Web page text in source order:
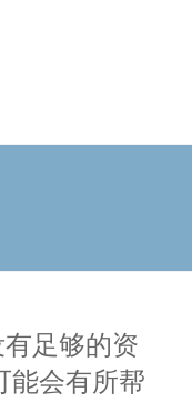
足够的资
能会有所帮